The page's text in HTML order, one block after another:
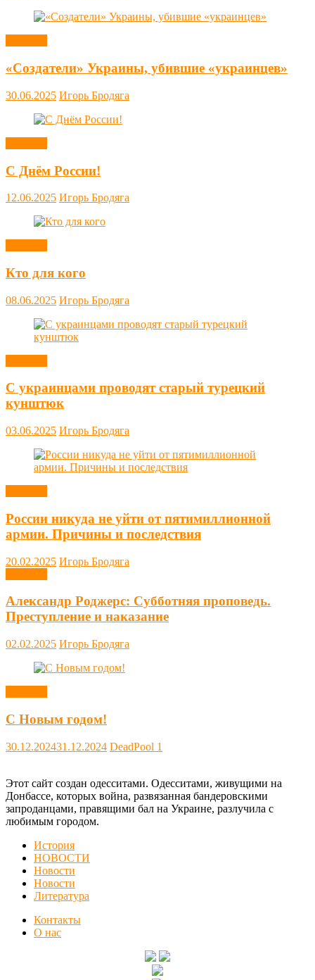
«Создатели» Украины, убившие «украинцев»
30.06.2025 Игорь Бродяга
С Днём России!
12.06.2025 Игорь Бродяга
Кто для кого
08.06.2025 Игорь Бродяга
С украинцами проводят старый турецкий
кунштюк
03.06.2025 Игорь Бродяга
России никуда не уйти от пятимиллионной
армии. Причины и последствия
20.02.2025 Игорь Бродяга
Александр Роджерс: Субботняя проповедь.
Преступление и наказание
02.02.2025 Игорь Бродяга
С Новым годом!
30.12.202431.12.2024 DeadPool 1
Этот сайт создан одесситами. Одесситами, живущими на
Донбассе, которых война, развязанная бандеровскими
запроданцами, правящими бал на Украине, разлучила с
любимым городом.
История
НОВОСТИ
Новости
Новости
Литература
Контакты
О нас